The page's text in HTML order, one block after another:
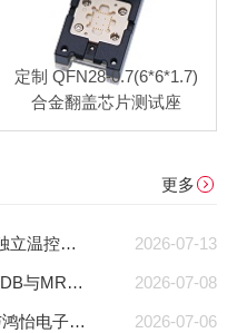
定制 QFN28-0.7(6*6*1.7)
合金翻盖芯片测试座
更多
2026-07-13
芯片可靠性测试：HTOL与ITC独立温控，鸿怡电子芯片老化座工程师带您了解两种完全不同的老化测试方式
2026-07-08
DDR内存互联芯片测试：RCD/DB与MRCD/MDB引脚参数及鸿怡电子芯片测试座工程应用
2026-07-06
芯片高温老化测试结温Tj标准与鸿怡电子芯片测试座控温方案